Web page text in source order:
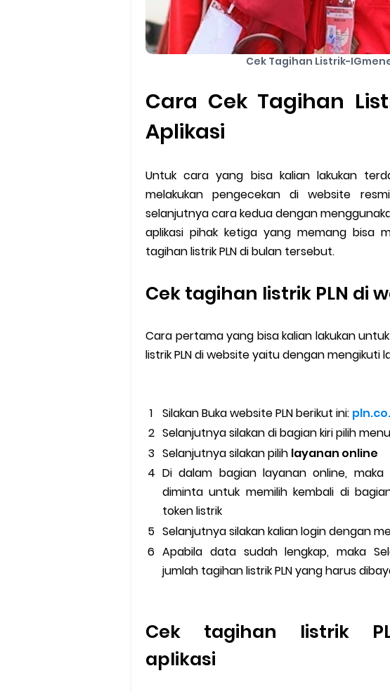
Cek Tagihan Listrik-
Cara Cek Tagihan
Aplikasi
Untuk cara yang bisa kalian lakukan
melakukan pengecekan di website
selanjutnya cara kedua dengan
aplikasi pihak ketiga yang memang bisa
tagihan listrik PLN di bulan tersebut.
Cek tagihan listrik PLN di
Cara pertama yang bisa kalian lakukan
listrik PLN di website yaitu dengan mengikuti
Silakan Buka website PLN berikut ini:
Selanjutnya silakan di bagian kiri pilih
Selanjutnya silakan pilih layanan online
Di dalam bagian layanan online, maka
diminta untuk memilih kembali di
token listrik
Selanjutnya silakan kalian login dengan
Apabila data sudah lengkap, maka
jumlah tagihan listrik PLN yang harus
Cek tagihan listrik
aplikasi